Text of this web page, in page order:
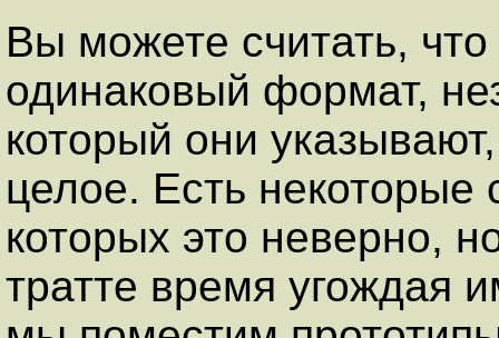
Вы можете считать,
одинаковый формат,
который они
целое. Есть
которых это неверно,
тратте время угождая